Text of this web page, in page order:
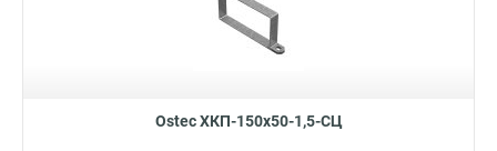
Ostec ХКП-150х50-1,5-СЦ